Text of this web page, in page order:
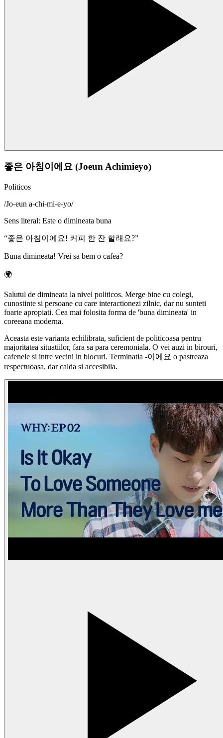
좋은 아침이에요 (Joeun Achimieyo)
Politicos
/Jo-eun a-chi-mi-e-yo/
Sens literal: Este o dimineata buna
“좋은 아침이에요! 커피 한 잔 할래요?”
Buna dimineata! Vrei sa bem o cafea?
🌍
Salutul de dimineata la nivel politicos. Merge bine cu colegi,
cunostinte si persoane cu care interactionezi zilnic, dar nu sunteti
foarte apropiati. Cea mai folosita forma de 'buna dimineata' in
coreeana moderna.
Aceasta este varianta echilibrata, suficient de politicoasa pentru
majoritatea situatiilor, fara sa para ceremoniala. O vei auzi in birouri,
cafenele si intre vecini in blocuri. Terminatia -이에요 o pastreaza
respectuoasa, dar calda si accesibila.